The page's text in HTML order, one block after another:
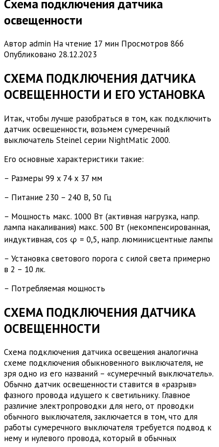
Схема подключения датчика
освещенности
Автор admin На чтение 17 мин Просмотров 866
Опубликовано 28.12.2023
СХЕМА ПОДКЛЮЧЕНИЯ ДАТЧИКА
ОСВЕЩЕННОСТИ И ЕГО УСТАНОВКА
Итак, чтобы лучше разобраться в том, как подключить
датчик освещенности, возьмем сумеречный
выключатель Steinel серии NightMatic 2000.
Его основные характеристики такие:
– Размеры 99 x 74 x 37 мм
– Питание 230 – 240 В, 50 Гц
– Мощность макс. 1000 Вт (активная нагрузка, напр.
лампа накаливания) макс. 500 Вт (некомпенсированная,
индуктивная, cos φ = 0,5, напр. люминисцентные лампы
– Установка светового порога с силой света примерно
в 2 – 10 лк.
– Потребляемая мощность
СХЕМА ПОДКЛЮЧЕНИЯ ДАТЧИКА
ОСВЕЩЕННОСТИ
Схема подключения датчика освещения аналогична
схеме подключения обыкновенного выключателя, не
зря одно из его названий – «сумеречный выключатель».
Обычно датчик освещенности ставится в «разрыв»
фазного провода идущего к светильнику. Главное
различие электропроводки для него, от проводки
обычного выключателя, заключается в том, что для
работы сумеречного выключателя требуется подвод к
нему и нулевого провода, который в обычных